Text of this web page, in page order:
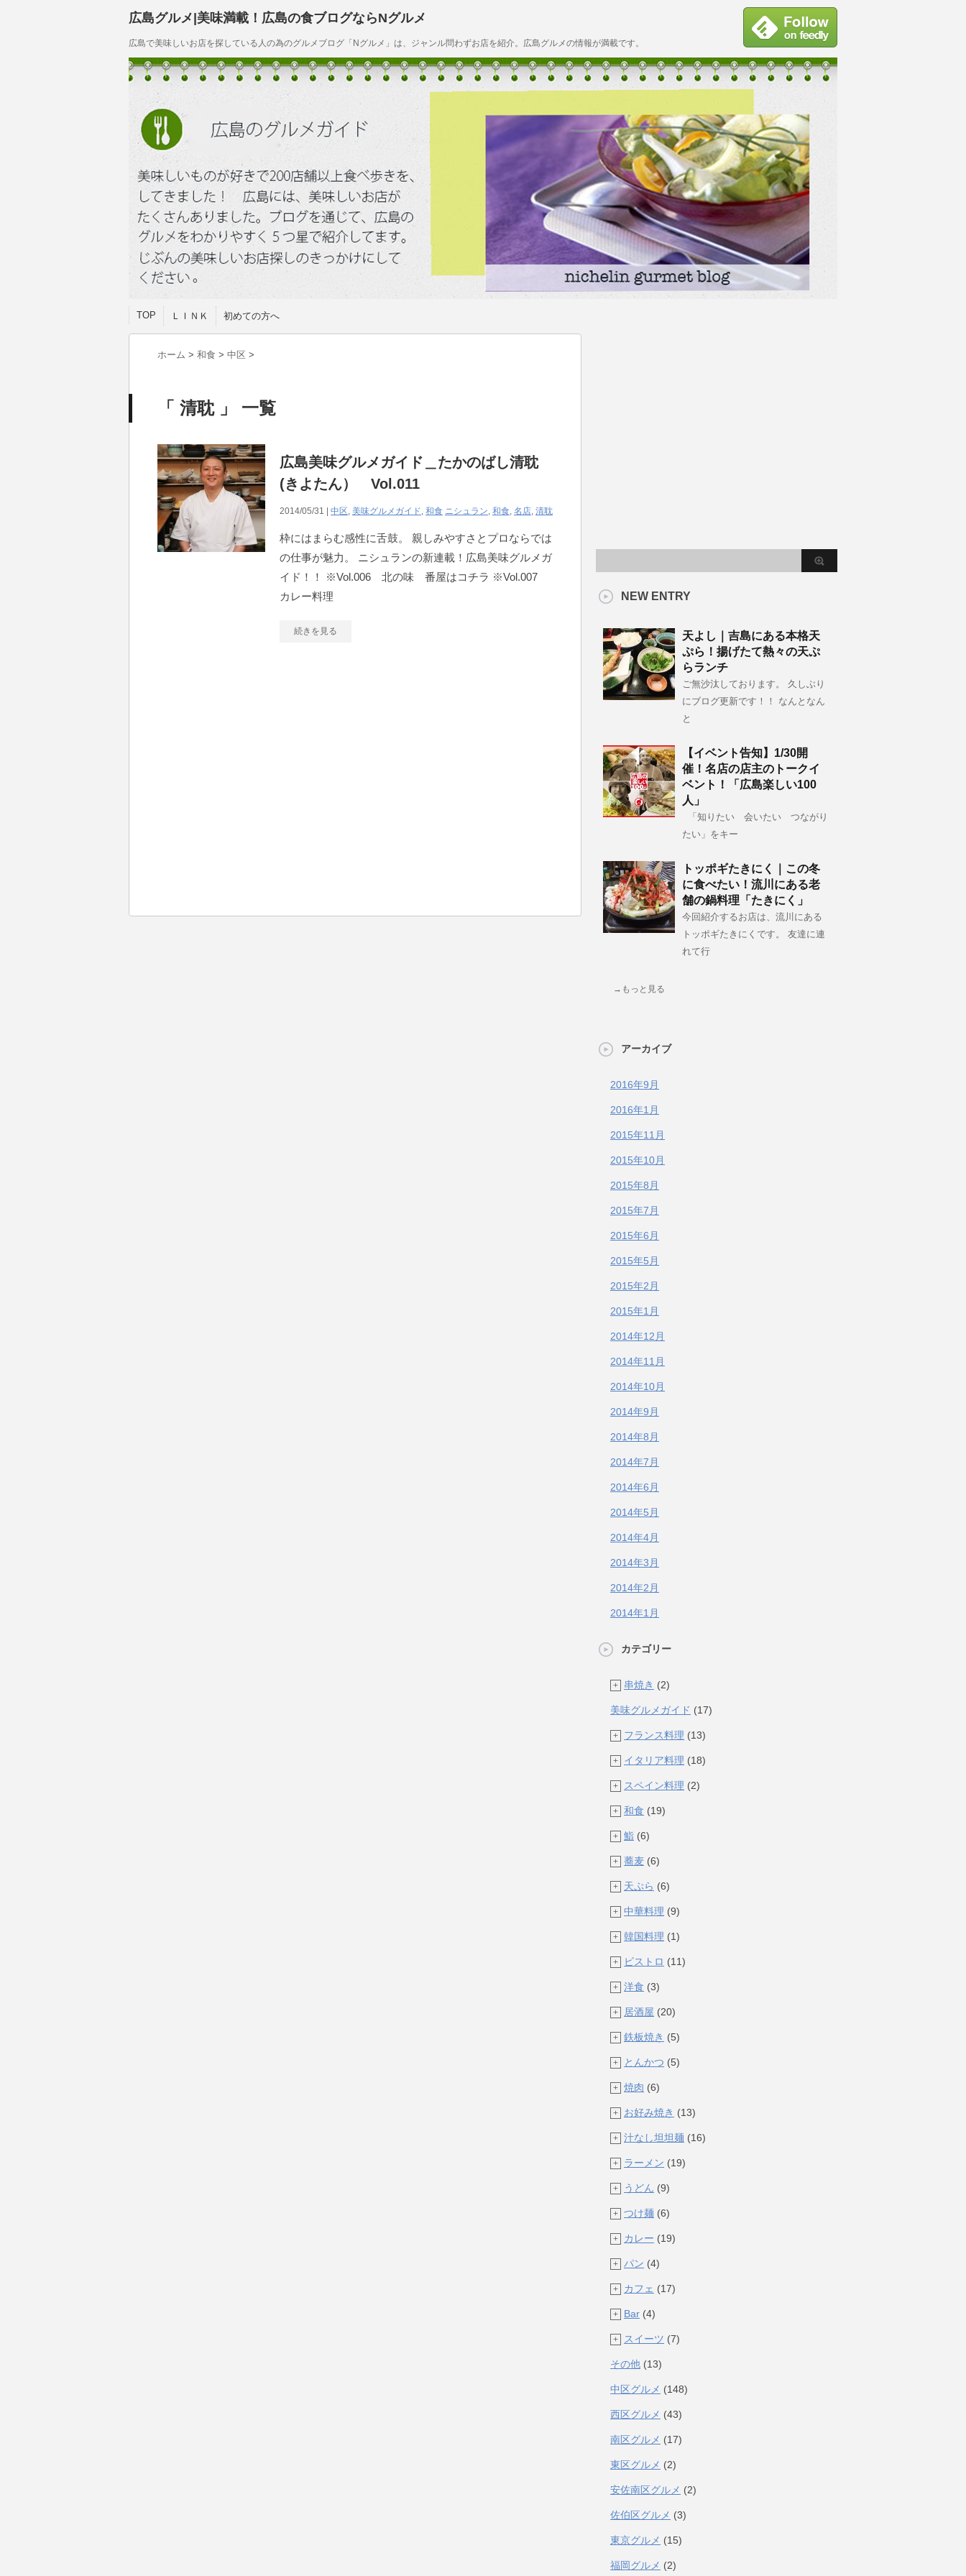
広島グルメ|美味満載！広島の食ブログならNグルメ
広島で美味しいお店を探している人の為のグルメブログ「Nグルメ」は、ジャンル問わずお店を紹介。広島グルメの情報が満載です。
TOP ＬＩＮＫ 初めての方へ
ホーム > 和食 > 中区 >
「 清耽 」 一覧
広島美味グルメガイド＿たかのばし清耽
(きよたん） Vol.011
2014/05/31 | 中区, 美味グルメガイド, 和食 ニシュラン, 和食, 名店, 清耽
枠にはまらむ感性に舌鼓。 親しみやすさとプロならでは
の仕事が魅力。 ニシュランの新連載！広島美味グルメガ
イド！！ ※Vol.006 北の味 番屋はコチラ ※Vol.007
カレー料理
続きを見る
NEW ENTRY
天よし｜吉島にある本格天
ぷら！揚げたて熱々の天ぷ
らランチ
ご無沙汰しております。 久しぶり
にブログ更新です！！ なんとなん
と
【イベント告知】1/30開
催！名店の店主のトークイ
ベント！「広島楽しい100
人」
「知りたい 会いたい つながり
たい」をキー
トッポギたきにく｜この冬
に食べたい！流川にある老
舗の鍋料理「たきにく」
今回紹介するお店は、流川にある
トッポギたきにくです。 友達に連
れて行
→もっと見る
アーカイブ
2016年9月
2016年1月
2015年11月
2015年10月
2015年8月
2015年7月
2015年6月
2015年5月
2015年2月
2015年1月
2014年12月
2014年11月
2014年10月
2014年9月
2014年8月
2014年7月
2014年6月
2014年5月
2014年4月
2014年3月
2014年2月
2014年1月
カテゴリー
+ 串焼き (2)
美味グルメガイド (17)
+ フランス料理 (13)
+ イタリア料理 (18)
+ スペイン料理 (2)
+ 和食 (19)
+ 鮨 (6)
+ 蕎麦 (6)
+ 天ぷら (6)
+ 中華料理 (9)
+ 韓国料理 (1)
+ ビストロ (11)
+ 洋食 (3)
+ 居酒屋 (20)
+ 鉄板焼き (5)
+ とんかつ (5)
+ 焼肉 (6)
+ お好み焼き (13)
+ 汁なし坦坦麺 (16)
+ ラーメン (19)
+ うどん (9)
+ つけ麺 (6)
+ カレー (19)
+ パン (4)
+ カフェ (17)
+ Bar (4)
+ スイーツ (7)
その他 (13)
中区グルメ (148)
西区グルメ (43)
南区グルメ (17)
東区グルメ (2)
安佐南区グルメ (2)
佐伯区グルメ (3)
東京グルメ (15)
福岡グルメ (2)